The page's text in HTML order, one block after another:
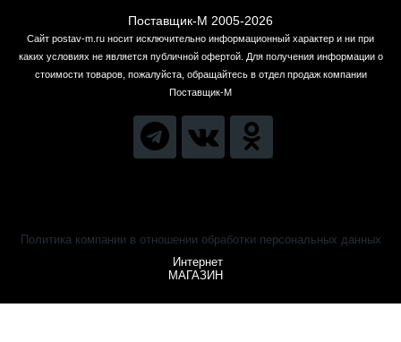
Поставщик-М 2005-2026
Сайт postav-m.ru носит исключительно информационный характер и ни при
каких условиях не является публичной офертой. Для получения информации о
стоимости товаров, пожалуйста, обращайтесь в отдел продаж компании
Поставщик-М
Политика компании в отношении обработки персональных данных
Интернет
МАГАЗИН